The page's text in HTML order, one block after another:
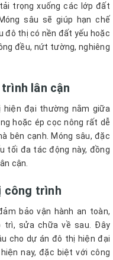
trọng xuống các lớp đất
sâu sẽ giúp hạn chế
đô thị có nền đất yếu hoặc
đều, nứt tường, nghiêng
lân cận
đại thường nằm giữa
hoặc ép cọc nông rất dễ
bên cạnh. Móng sâu, đặc
tối đa tác động này, đồng
cận.
công trình
bảo vận hành an toàn,
trì, sửa chữa về sau. Đây
cho dự án đô thị hiện đại
nay, đặc biệt với công